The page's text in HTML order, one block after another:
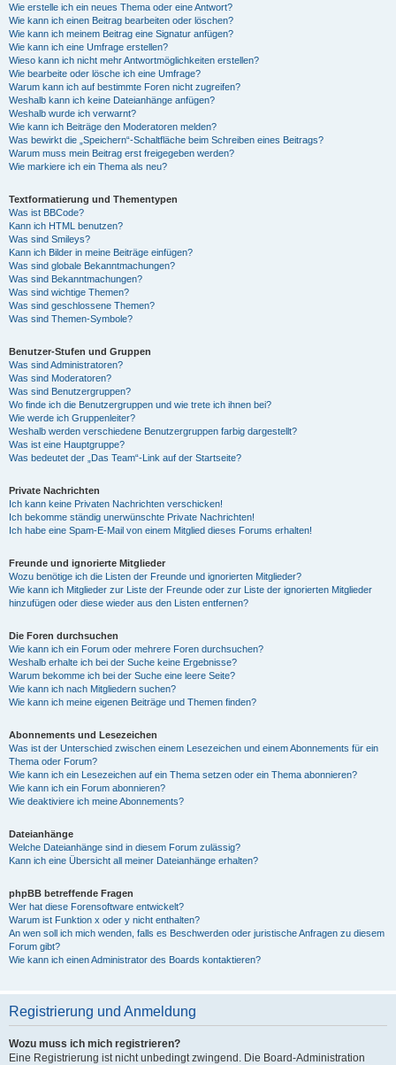
Wie erstelle ich ein neues Thema oder eine Antwort?
Wie kann ich einen Beitrag bearbeiten oder löschen?
Wie kann ich meinem Beitrag eine Signatur anfügen?
Wie kann ich eine Umfrage erstellen?
Wieso kann ich nicht mehr Antwortmöglichkeiten erstellen?
Wie bearbeite oder lösche ich eine Umfrage?
Warum kann ich auf bestimmte Foren nicht zugreifen?
Weshalb kann ich keine Dateianhänge anfügen?
Weshalb wurde ich verwarnt?
Wie kann ich Beiträge den Moderatoren melden?
Was bewirkt die „Speichern“-Schaltfläche beim Schreiben eines Beitrags?
Warum muss mein Beitrag erst freigegeben werden?
Wie markiere ich ein Thema als neu?
Textformatierung und Thementypen
Was ist BBCode?
Kann ich HTML benutzen?
Was sind Smileys?
Kann ich Bilder in meine Beiträge einfügen?
Was sind globale Bekanntmachungen?
Was sind Bekanntmachungen?
Was sind wichtige Themen?
Was sind geschlossene Themen?
Was sind Themen-Symbole?
Benutzer-Stufen und Gruppen
Was sind Administratoren?
Was sind Moderatoren?
Was sind Benutzergruppen?
Wo finde ich die Benutzergruppen und wie trete ich ihnen bei?
Wie werde ich Gruppenleiter?
Weshalb werden verschiedene Benutzergruppen farbig dargestellt?
Was ist eine Hauptgruppe?
Was bedeutet der „Das Team“-Link auf der Startseite?
Private Nachrichten
Ich kann keine Privaten Nachrichten verschicken!
Ich bekomme ständig unerwünschte Private Nachrichten!
Ich habe eine Spam-E-Mail von einem Mitglied dieses Forums erhalten!
Freunde und ignorierte Mitglieder
Wozu benötige ich die Listen der Freunde und ignorierten Mitglieder?
Wie kann ich Mitglieder zur Liste der Freunde oder zur Liste der ignorierten Mitglieder
hinzufügen oder diese wieder aus den Listen entfernen?
Die Foren durchsuchen
Wie kann ich ein Forum oder mehrere Foren durchsuchen?
Weshalb erhalte ich bei der Suche keine Ergebnisse?
Warum bekomme ich bei der Suche eine leere Seite?
Wie kann ich nach Mitgliedern suchen?
Wie kann ich meine eigenen Beiträge und Themen finden?
Abonnements und Lesezeichen
Was ist der Unterschied zwischen einem Lesezeichen und einem Abonnements für ein
Thema oder Forum?
Wie kann ich ein Lesezeichen auf ein Thema setzen oder ein Thema abonnieren?
Wie kann ich ein Forum abonnieren?
Wie deaktiviere ich meine Abonnements?
Dateianhänge
Welche Dateianhänge sind in diesem Forum zulässig?
Kann ich eine Übersicht all meiner Dateianhänge erhalten?
phpBB betreffende Fragen
Wer hat diese Forensoftware entwickelt?
Warum ist Funktion x oder y nicht enthalten?
An wen soll ich mich wenden, falls es Beschwerden oder juristische Anfragen zu diesem
Forum gibt?
Wie kann ich einen Administrator des Boards kontaktieren?
Registrierung und Anmeldung
Wozu muss ich mich registrieren?
Eine Registrierung ist nicht unbedingt zwingend. Die Board-Administration